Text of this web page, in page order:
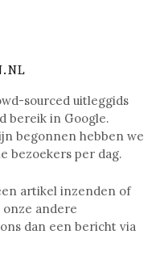
sourced uitleggids
bereik in Google.
begonnen hebben we
bezoekers per dag.
artikel inzenden of
andere
dan een bericht via